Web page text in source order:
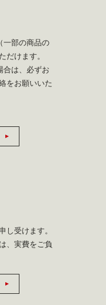
一部の商品の
だけます。
合は、必ずお
をお願いいた
し受けます。
、実費をご負